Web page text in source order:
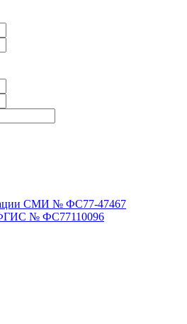
СМИ № ФС77-47467
№ ФС77110096